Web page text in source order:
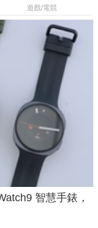
過竟然不能連
遊戲/電競
智慧手錶，